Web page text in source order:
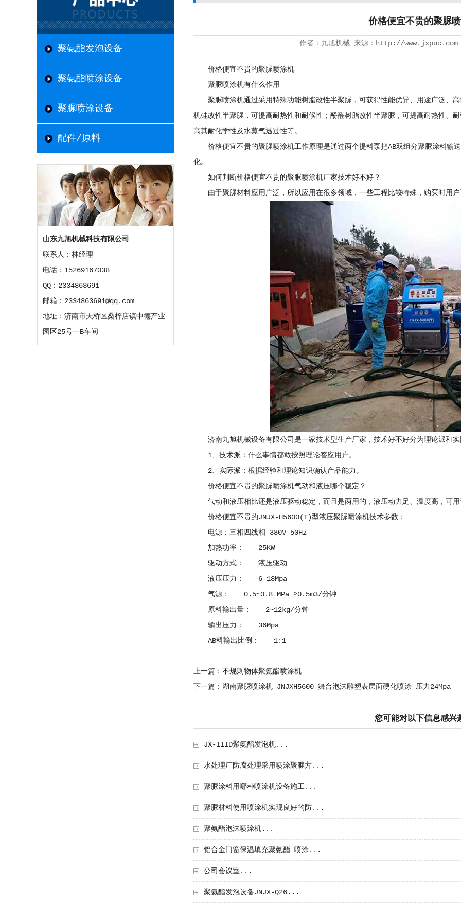
聚氨酯发泡设备
聚氨酯喷涂设备
聚脲喷涂设备
配件/原料
山东九旭机械科技有限公司
联系人：林经理
电话：15269167038
QQ：2334863691
邮箱：2334863691@qq.com
地址：济南市天桥区桑梓店镇中德产业
园区25号一B车间
价格便宜不贵的聚脲
作者：九旭机械 来源：http://www.jxpuc.com
价格便宜不贵的聚脲喷涂机
聚脲喷涂机有什么作用
聚脲喷涂机通过采用特殊功能树脂改性半聚脲，可获得性能优异、用途广泛、
机硅改性半聚脲，可提高耐热性和耐候性；酚醛树脂改性半聚脲，可提高耐热性、
高其耐化学性及水蒸气透过性等。
价格便宜不贵的聚脲喷涂机工作原理是通过两个提料泵把AB双组分聚脲涂料输
化。
如何判断价格便宜不贵的聚脲喷涂机厂家技术好不好？
由于聚脲材料应用广泛，所以应用在很多领域，一些工程比较特殊，购买时用
济南九旭机械设备有限公司是一家技术型生产厂家，技术好不好分为理论派和实
1、技术派：什么事情都敢按照理论答应用户。
2、实际派：根据经验和理论知识确认产品能力。
价格便宜不贵的聚脲喷涂机气动和液压哪个稳定？
气动和液压相比还是液压驱动稳定，而且是两用的，液压动力足、温度高，可用
价格便宜不贵的JNJX-H5600(T)型液压聚脲喷涂机技术参数：
电源：三相四线相 380V 50Hz
加热功率： 25KW
驱动方式： 液压驱动
液压压力： 6-18Mpa
气源： 0.5~0.8 MPa ≥0.5m3/分钟
原料输出量： 2~12kg/分钟
输出压力： 36Mpa
AB料输出比例： 1:1
上一篇：不规则物体聚氨酯喷涂机
下一篇：湖南聚脲喷涂机 JNJXH5600 舞台泡沫雕塑表层面硬化喷涂 压力24Mpa
您可能对以下信息感兴
JX-IIID聚氨酯发泡机...
水处理厂防腐处理采用喷涂聚脲方...
聚脲涂料用哪种喷涂机设备施工...
聚脲材料使用喷涂机实现良好的防...
聚氨酯泡沫喷涂机...
铝合金门窗保温填充聚氨酯 喷涂...
公司会议室...
聚氨酯发泡设备JNJX-Q26...